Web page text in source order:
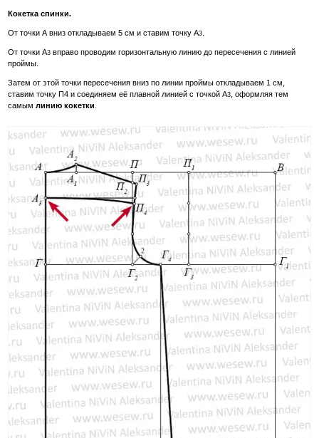
Кокетка спинки.
От точки А вниз откладываем 5 см и ставим точку А3
От точки А3 вправо проводим горизонтальную линию до пересечения с линией
проймы.
Затем от этой точки пересечения вниз по линии проймы откладываем 1 см,
ставим точку П4 и соединяем её плавной линией с точкой А3 , оформляя тем
самымлинию кокетки